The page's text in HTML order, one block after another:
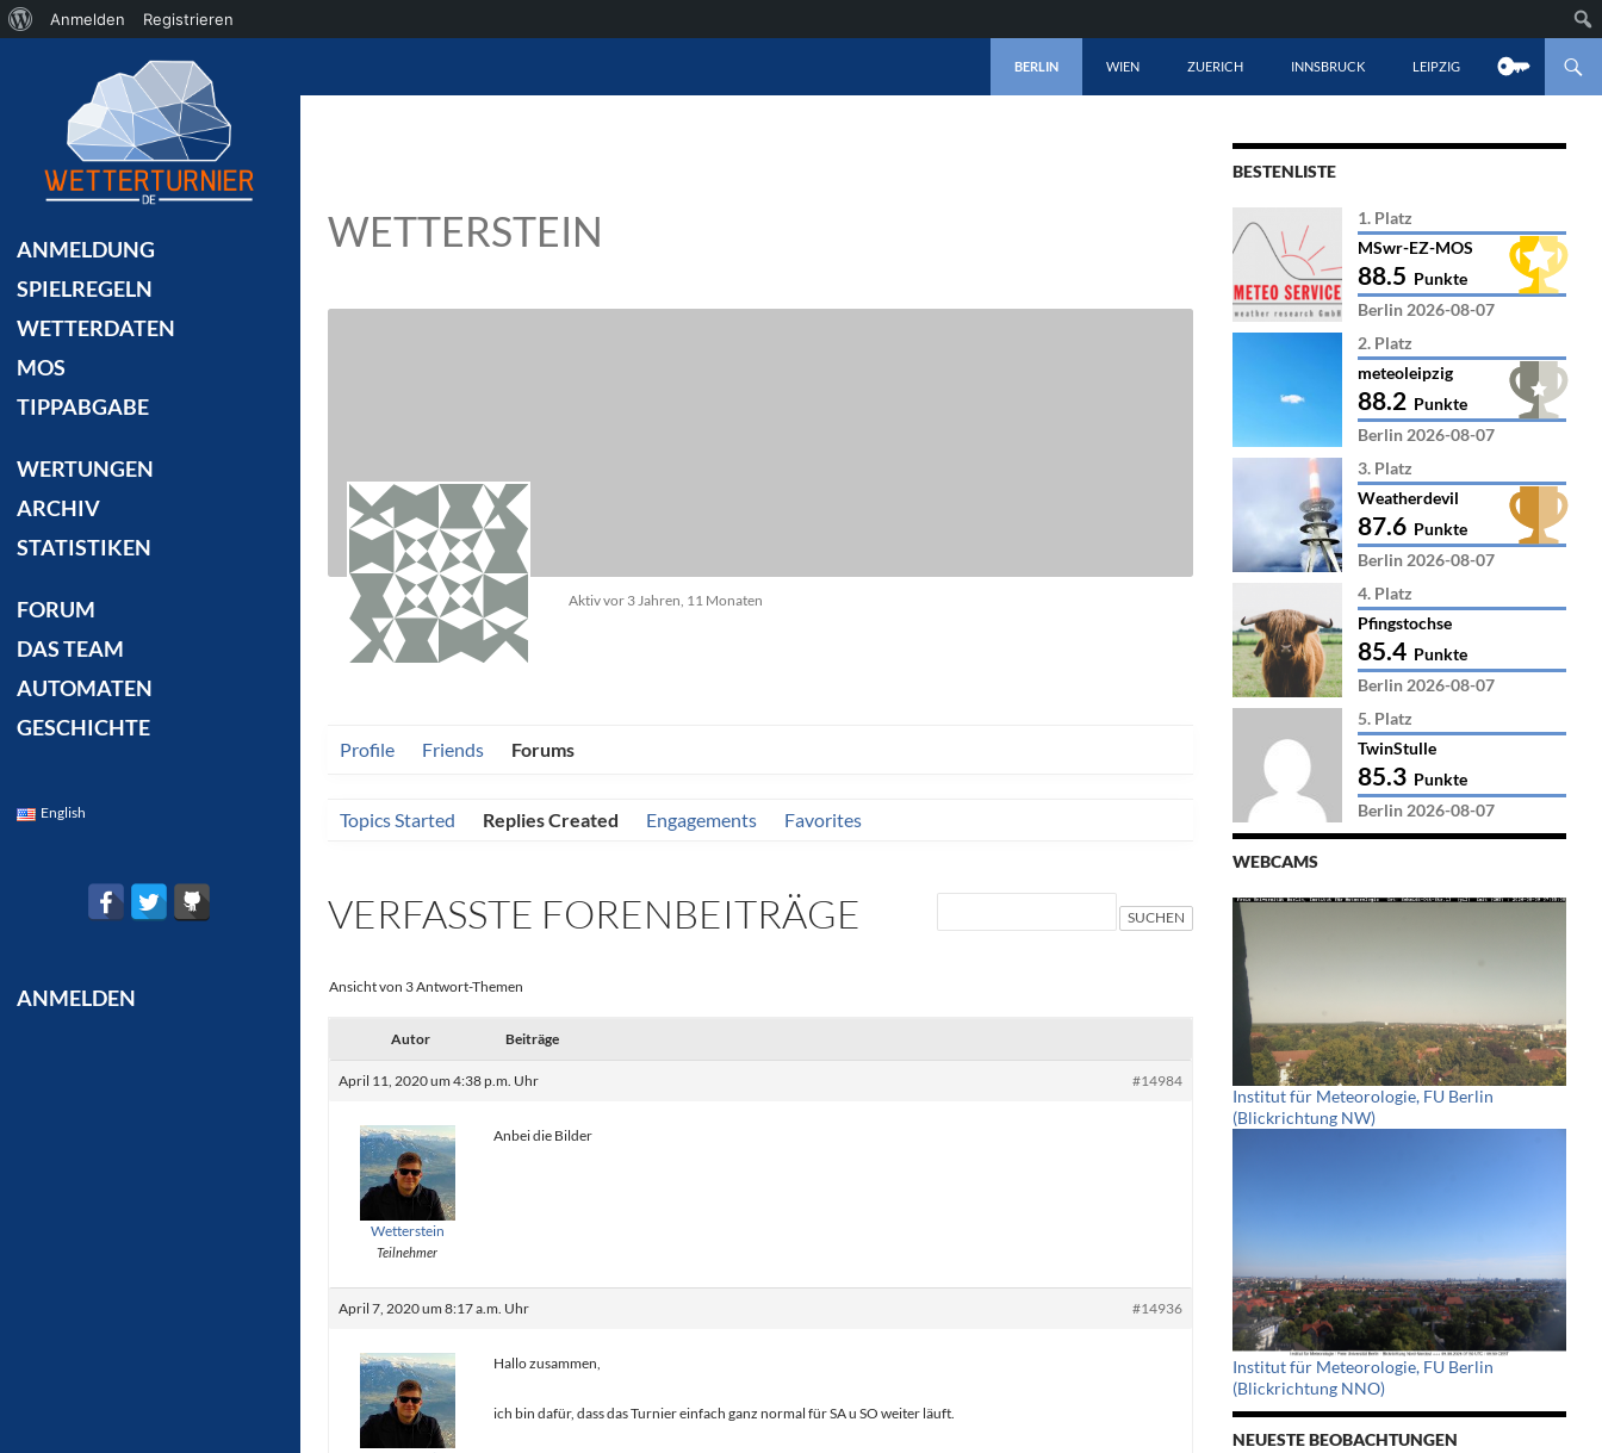
BERLIN
WIEN ZUERICH INNSBRUCK LEIPZIG
WETTERSTEIN
Aktiv vor 3 Jahren, 11 Monaten
Profile Friends Forums
Topics Started Replies Created Engagements Favorites
VERFASSTE FORENBEITRÄGE
Ansicht von 3 Antwort-Themen
Autor Beiträge
April 11, 2020 um 4:38 p.m. Uhr #14984
Wetterstein
Teilnehmer
Anbei die Bilder
April 7, 2020 um 8:17 a.m. Uhr #14936
Hallo zusammen,
ich bin dafür, dass das Turnier einfach ganz normal für SA u SO weiter läuft.
BESTENLISTE
1. Platz
MSwr-EZ-MOS
88.5 Punkte
Berlin 2026-08-07
2. Platz
meteoleipzig
88.2 Punkte
Berlin 2026-08-07
3. Platz
Weatherdevil
87.6 Punkte
Berlin 2026-08-07
4. Platz
Pfingstochse
85.4 Punkte
Berlin 2026-08-07
5. Platz
TwinStulle
85.3 Punkte
Berlin 2026-08-07
WEBCAMS
Institut für Meteorologie, FU Berlin
(Blickrichtung NW)
Institut für Meteorologie, FU Berlin
(Blickrichtung NNO)
NEUESTE BEOBACHTUNGEN
ANMELDUNG
SPIELREGELN
WETTERDATEN
MOS
TIPPABGABE
WERTUNGEN
ARCHIV
STATISTIKEN
FORUM
DAS TEAM
AUTOMATEN
GESCHICHTE
English
ANMELDEN
Über
Anmelden Registrieren